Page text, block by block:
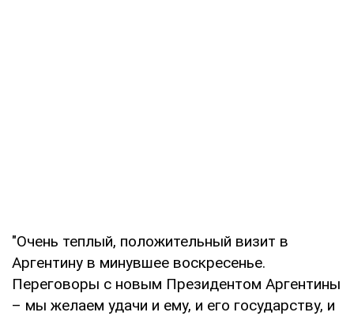
"Очень теплый, положительный визит в
Аргентину в минувшее воскресенье.
Переговоры с новым Президентом Аргентины
– мы желаем удачи и ему, и его государству, и